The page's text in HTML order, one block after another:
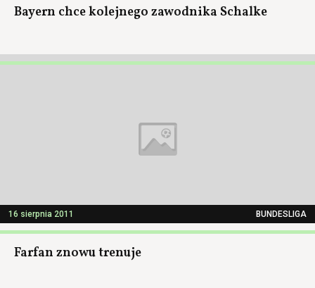
Bayern chce kolejnego zawodnika Schalke
16 sierpnia 2011 BUNDESLIGA
Farfan znowu trenuje